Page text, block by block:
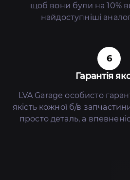
щоб вони були на 10%
найдоступніші
6
Гарантія
LVA Garage особисто
якість кожної б/в
просто деталь, а